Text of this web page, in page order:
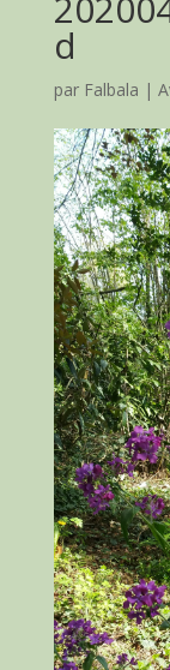
d
par Falbala |